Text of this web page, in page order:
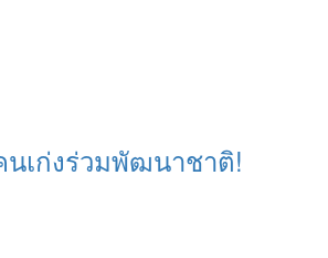
เก่งร่วมพัฒนาชาติ!